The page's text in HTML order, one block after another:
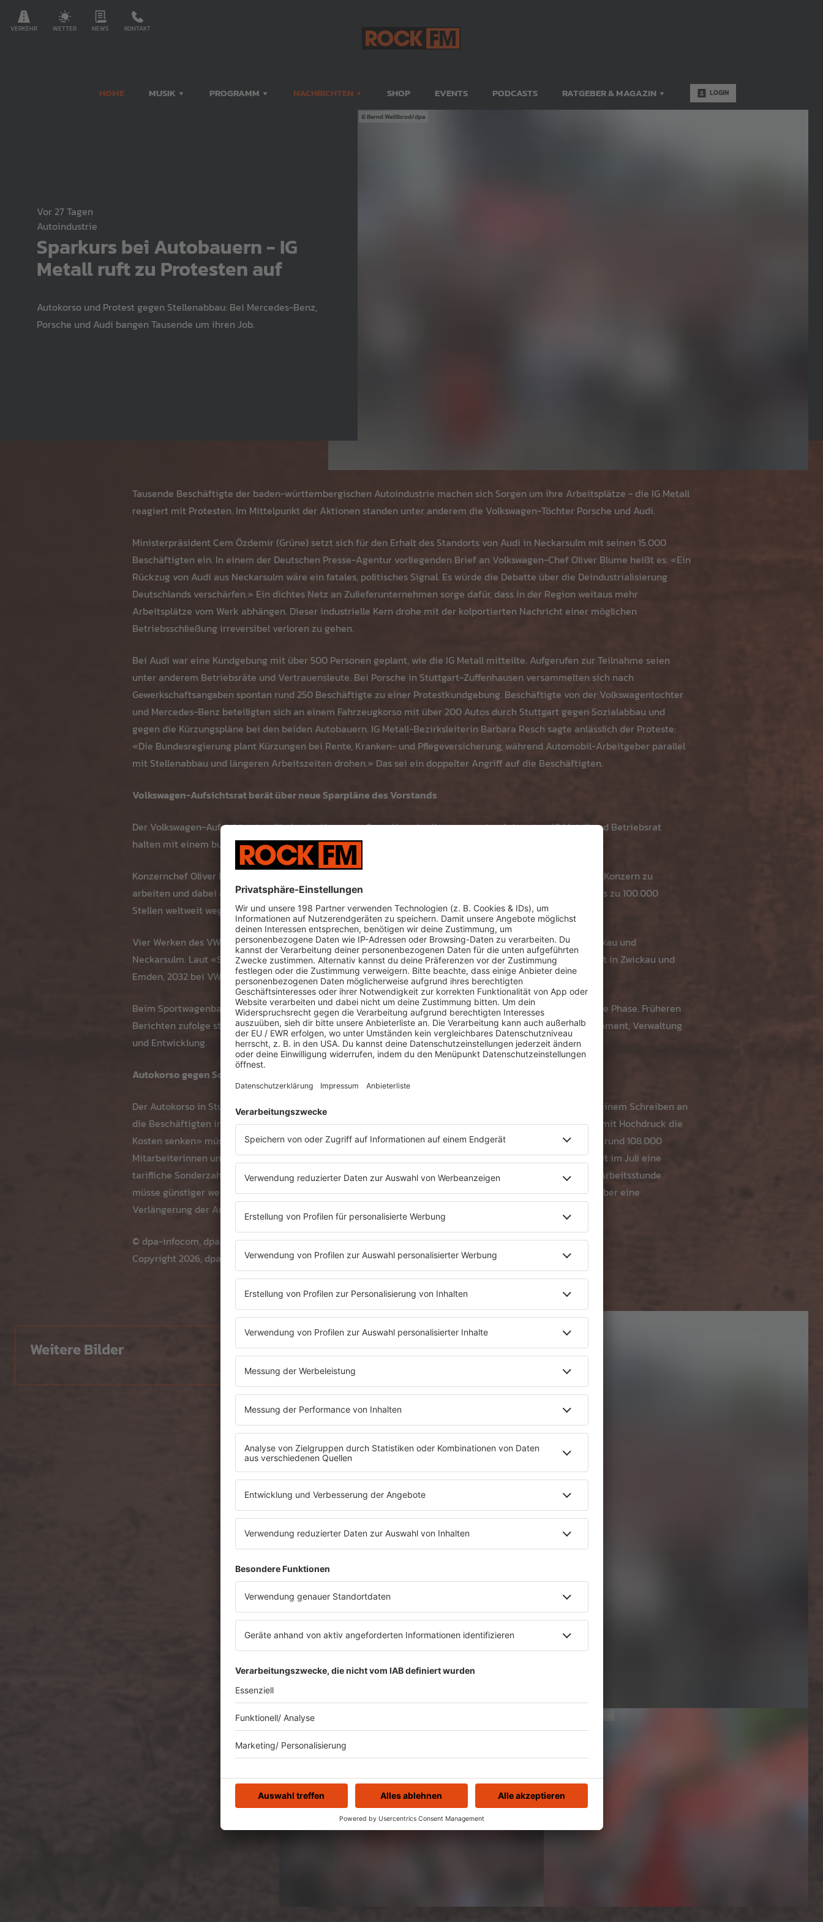
VERKEHR WETTER NEWS KONTAKT
HOME MUSIK PROGRAMM NACHRICHTEN SHOP EVENTS PODCASTS RATGEBER & MAGAZIN LOGIN
Bernd Weißbrod/dpa
vor 27 Tagen
Autoindustrie
Sparkurs bei Autobauern - IG
Metall ruft zu Protesten auf
Autokorso und Protest gegen Stellenabbau: Bei Mercedes-Benz,
Porsche und Audi bangen Tausende um ihren Job.
Tausende Beschäftigte der baden-württembergischen Autoindustrie machen sich Sorgen um ihre Arbeitsplätze - die IG Metall
reagiert mit Protesten. Im Mittelpunkt der Aktionen standen unter anderem die Volkswagen-Töchter Porsche und Audi.
Ministerpräsident Cem Özdemir (Grüne) setzt sich für den Erhalt des Standorts von Audi in Neckarsulm mit seinen 15.000
Beschäftigten ein. In einem der Deutschen Presse-Agentur vorliegenden Brief an Volkswagen-Chef Oliver Blume heißt es: «Ein
Rückzug von Audi aus Neckarsulm wäre ein fatales, politisches Signal. Es würde die Debatte über die Deindustrialisierung
Deutschlands verschärfen.» Ein dichtes Netz an Zulieferunternehmen sorge dafür, dass in der Region weitaus mehr
Arbeitsplätze vom Werk abhängen. Dieser industrielle Kern drohe mit der kolportierten Nachricht einer möglichen
Betriebsschließung irreversibel verloren zu gehen.
Bei Audi war eine Kundgebung mit über 500 Personen geplant, wie die IG Metall mitteilte. Aufgerufen zur Teilnahme seien
unter anderem Betriebsräte und Vertrauensleute. Bei Porsche in Stuttgart-Zuffenhausen versammelten sich nach
Gewerkschaftsangaben spontan rund 250 Beschäftigte zu einer Protestkundgebung. Beschäftigte von der Volkswagentochter
und Mercedes-Benz beteiligten sich an einem Fahrzeugkorso mit über 200 Autos durch Stuttgart gegen Sozialabbau und
gegen die Kürzungspläne bei den beiden Autobauern. IG Metall-Bezirksleiterin Barbara Resch sagte anlässlich der Proteste:
«Die Bundesregierung plant Kürzungen bei Rente, Kranken- und Pflegeversicherung, während Automobil-Arbeitgeber parallel
mit Stellenabbau und längeren Arbeitszeiten drohen.» Das sei ein doppelter Angriff auf die Beschäftigten.
Volkswagen-Aufsichtsrat berät über neue Sparpläne des Vorstands
Der Volkswagen-Aufsichtsrat wollte heute über neue Sparpläne des Konzernvorstands beraten, IG Metall und Betriebsrat
halten mit einem bundesweiten Aktionstag an allen Konzernstandorten dagegen.
Konzernchef Oliver Blume hatte bereits im Frühjahr angekündigt, an einem neuen «Zielbild 2030» für den Konzern zu
arbeiten und dabei auch den Sparkurs deutlich verschärfen zu wollen. Laut «Manager Magazin» könnten bis zu 100.000
Stellen weltweit wegfallen, doppelt so viele wie bisher geplant.
Vier Werken des VW-Konzerns in Deutschland droht demnach sogar die Schließung: Hannover, Emden, Zwickau und
Neckarsulm. Laut «Spiegel» könnte die Fahrzeugproduktion dort bis Ende 2034 auslaufen: Ab 2031 zunächst in Zwickau und
Emden, 2032 bei VW Nutzfahrzeuge in Hannover und 2034 bei Audi in Neckarsulm, schreibt das Blatt.
Beim Sportwagenbauer Porsche gehen die Verhandlungen über ein zweites Sparpaket in die entscheidende Phase. Früheren
Berichten zufolge stehen mehrere Tausend Stellen bei den Schwaben zur Disposition - vor allem in Management, Verwaltung
und Entwicklung.
Autokorso gegen Sozialreformen und «Angriffe der Arbeitgeber»
Der Autokorso in Stuttgart startete am Mittag unter dem Motto: «Jetzt zählt's! Vorfahrt für Solidarität». In einem Schreiben an
die Beschäftigten in Deutschland hatte der Vorstand von Mercedes-Benz informiert, dass man «weiterhin mit Hochdruck die
Kosten senken» müsse, um bei den Preisen für die Produkte wettbewerbsfähig zu bleiben. Etwa 90.000 der rund 108.000
Mitarbeiterinnen und Mitarbeiter in Deutschland erhalten demnach als Sofortmaßnahme nicht wie erwartet im Juli eine
tarifliche Sonderzahlung. Diese werde auf das kommende Jahr verschoben, hieß es in dem Schreiben. Die Arbeitsstunde
müsse günstiger werden. Zugleich will das Management mit dem Betriebsrat in den kommenden Wochen über eine
Verlängerung der Arbeitszeit ohne Lohnausgleich sprechen.
© dpa-infocom, dpa:260709-930-356129/4
Copyright 2026, dpa (
www.dpa.de). Alle Rechte vorbehalten
Weitere Bilder
Bernd Weißbrod/dpa
Jennifer Kramer/dpa